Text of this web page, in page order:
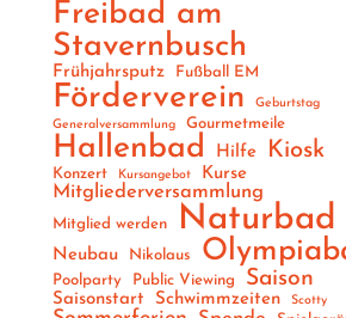
Freibad am
Stavernbusch
Frühjahrsputz Fußball EM
Förderverein
Geburtstag
Generalversammlung
Gourmetmeile
Hallenbad Hilfe Kiosk
Konzert Kursangebot Kurse
Mitgliederversammlung
Mitglied werden Naturbad
Neubau Nikolaus
Poolparty Public Viewing Saison
Saisonstart Schwimmzeiten Scotty